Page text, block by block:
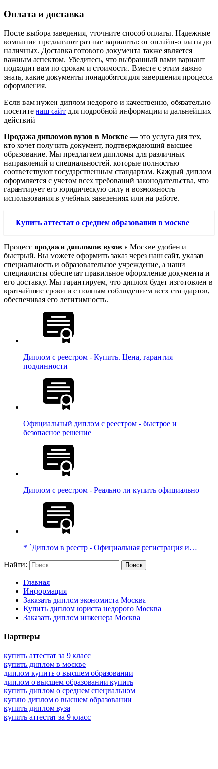
Оплата и доставка
После выбора заведения, уточните способ оплаты. Надежные
компании предлагают разные варианты: от онлайн-оплаты до
наличных. Доставка готового документа также является
важным аспектом. Убедитесь, что выбранный вами вариант
подходит вам по срокам и стоимости. Вместе с этим важно
знать, какие документы понадобятся для завершения процесса
оформления.
Если вам нужен диплом недорого и качественно, обязательно
посетите наш сайт для подробной информации и дальнейших
действий.
Продажа дипломов вузов в Москве — это услуга для тех,
кто хочет получить документ, подтверждающий высшее
образование. Мы предлагаем дипломы для различных
направлений и специальностей, которые полностью
соответствуют государственным стандартам. Каждый диплом
оформляется с учетом всех требований законодательства, что
гарантирует его юридическую силу и возможность
использования в учебных заведениях или на работе.
Купить аттестат о среднем образовании в москве
Процесс продажи дипломов вузов в Москве удобен и
быстрый. Вы можете оформить заказ через наш сайт, указав
специальность и образовательное учреждение, а наши
специалисты обеспечат правильное оформление документа и
его доставку. Мы гарантируем, что диплом будет изготовлен в
кратчайшие сроки и с полным соблюдением всех стандартов,
обеспечивая его легитимность.
Диплом с реестром - Купить. Цена, гарантия
подлинности
Официальный диплом с реестром - быстрое и
безопасное решение
Диплом с реестром - Реально ли купить официально
* `Диплом в реестр - Официальная регистрация и…
Найти:
Главная
Информация
Заказать диплом экономиста Москва
Купить диплом юриста недорого Москва
Заказать диплом инженера Москва
Партнеры
купить аттестат за 9 класс
купить диплом в москве
диплом купить о высшем образовании
диплом о высшем образовании купить
купить диплом о среднем специальном
куплю диплом о высшем образовании
купить диплом вуза
купить аттестат за 9 класс